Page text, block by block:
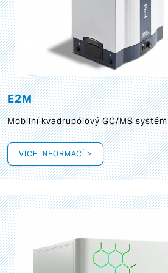
E2M
Mobilní kvadrupólový GC/MS systém
VÍCE INFORMACÍ >